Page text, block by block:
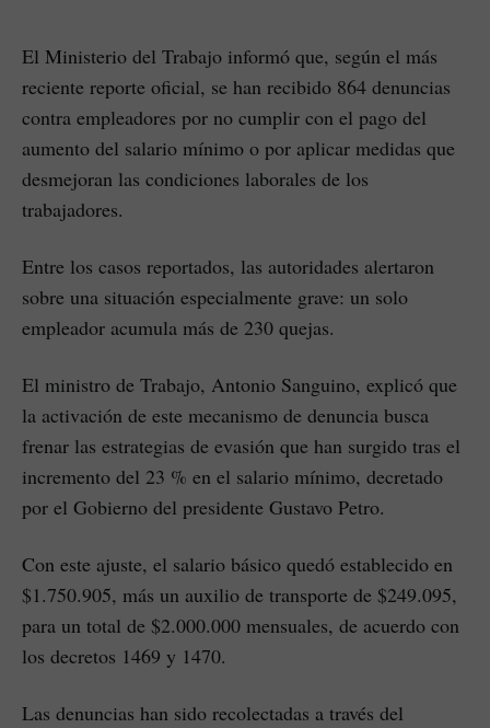
El Ministerio del Trabajo informó que, según el más
reciente reporte oficial, se han recibido 864 denuncias
contra empleadores por no cumplir con el pago del
aumento del salario mínimo o por aplicar medidas que
desmejoran las condiciones laborales de los
trabajadores.
Entre los casos reportados, las autoridades alertaron
sobre una situación especialmente grave: un solo
empleador acumula más de 230 quejas.
El ministro de Trabajo, Antonio Sanguino, explicó que
la activación de este mecanismo de denuncia busca
frenar las estrategias de evasión que han surgido tras el
incremento del 23 % en el salario mínimo, decretado
por el Gobierno del presidente Gustavo Petro.
Con este ajuste, el salario básico quedó establecido en
$1.750.905, más un auxilio de transporte de $249.095,
para un total de $2.000.000 mensuales, de acuerdo con
los decretos 1469 y 1470.
Las denuncias han sido recolectadas a través del